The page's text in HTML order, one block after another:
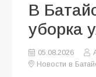
В
уборка
05.08.2026
Новости в